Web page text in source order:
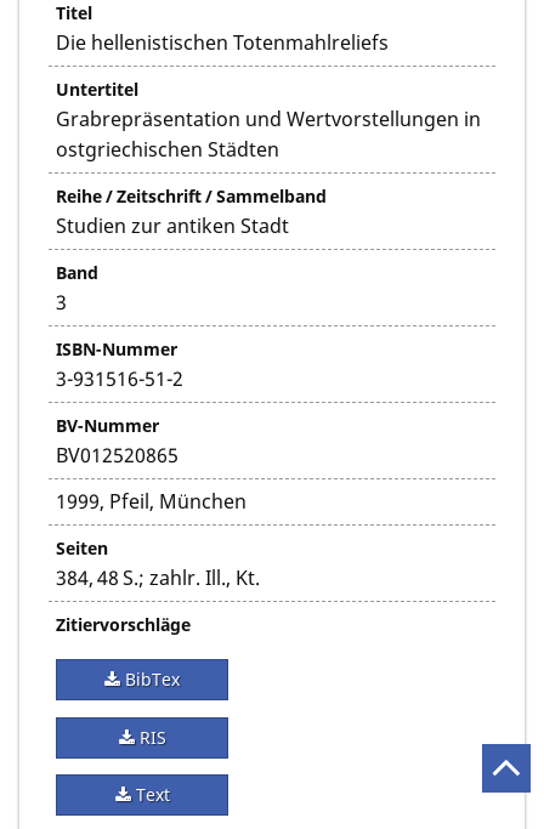
Titel
Die hellenistischen Totenmahlreliefs
Untertitel
Grabrepräsentation und Wertvorstellungen in
ostgriechischen Städten
Reihe / Zeitschrift / Sammelband
Studien zur antiken Stadt
Band
3
ISBN-Nummer
3-931516-51-2
BV-Nummer
BV012520865
1999, Pfeil, München
Seiten
384, 48 S.; zahlr. Ill., Kt.
Zitiervorschläge
BibTex
RIS
Text